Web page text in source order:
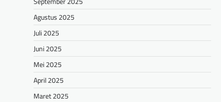
Agustus 2025
Juli 2025
Juni 2025
Mei 2025
April 2025
Maret 2025